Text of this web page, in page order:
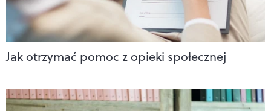
Jak otrzymać pomoc z opieki społecznej